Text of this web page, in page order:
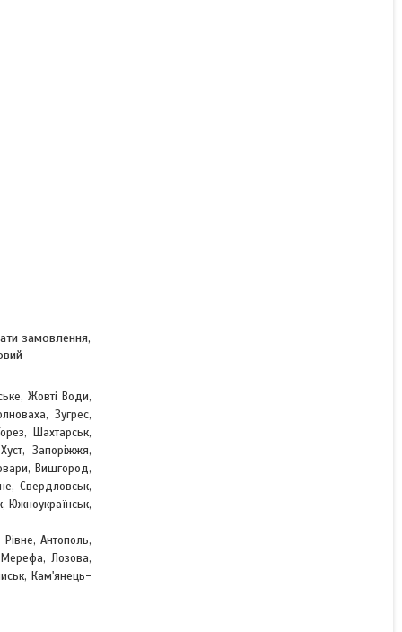
замовлення,
Жовті Води,
Зугрес,
Шахтарськ,
Запоріжжя,
Вишгород,
Свердловськ,
Южноукраїнськ,
Антополь,
Мерефа, Лозова,
Кам'янець-